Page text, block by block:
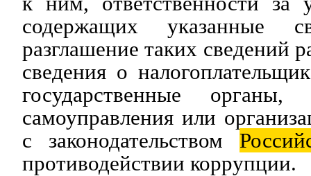
содержащих указанные
разглашение таких сведений
сведения о
государственные
самоуправления или
с законодательством
противодействии коррупции.